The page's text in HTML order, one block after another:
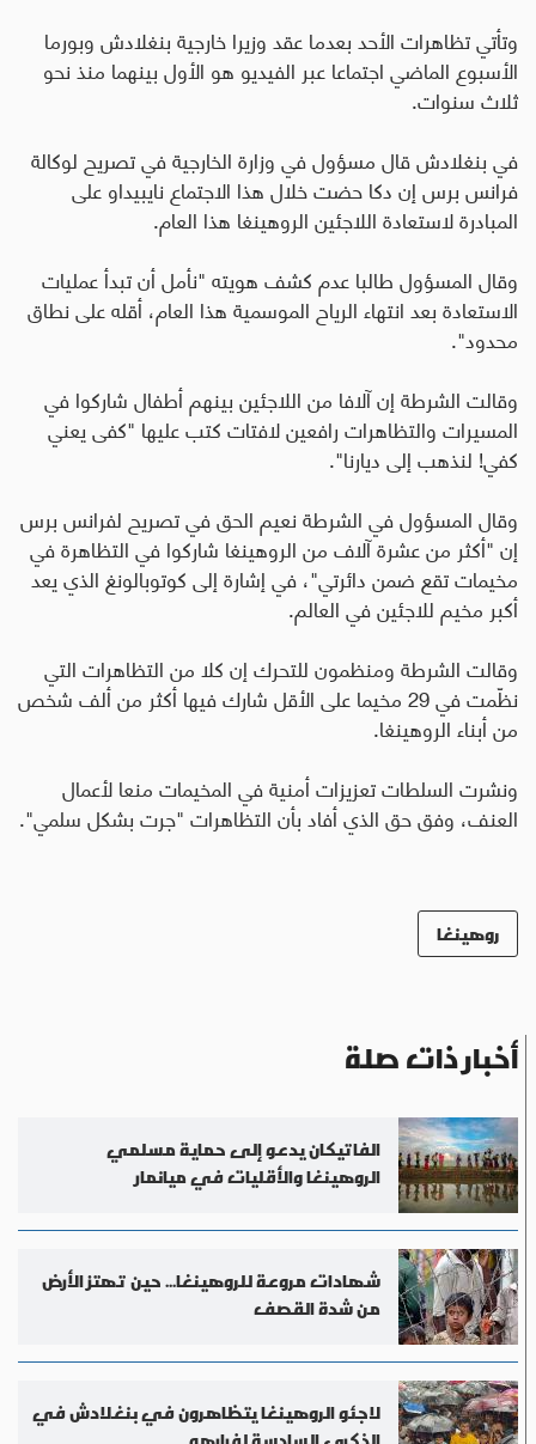
وتأتي تظاهرات الأحد بعدما عقد وزيرا خارجية بنغلادش وبورما
الأسبوع الماضي اجتماعا عبر الفيديو هو الأول بينهما منذ نحو
ثلاث سنوات.
في بنغلادش قال مسؤول في وزارة الخارجية في تصريح لوكالة
فرانس برس إن دكا حضت خلال هذا الاجتماع نايبيداو على
المبادرة لاستعادة اللاجئين الروهينغا هذا العام.
وقال المسؤول طالبا عدم كشف هويته "نأمل أن تبدأ عمليات
الاستعادة بعد انتهاء الرياح الموسمية هذا العام، أقله على نطاق
محدود".
وقالت الشرطة إن آلافا من اللاجئين بينهم أطفال شاركوا في
المسيرات والتظاهرات رافعين لافتات كتب عليها "كفى يعني
كفي! لنذهب إلى ديارنا".
وقال المسؤول في الشرطة نعيم الحق في تصريح لفرانس برس
إن "أكثر من عشرة آلاف من الروهينغا شاركوا في التظاهرة في
مخيمات تقع ضمن دائرتي"، في إشارة إلى كوتوبالونغ الذي يعد
أكبر مخيم للاجئين في العالم.
وقالت الشرطة ومنظمون للتحرك إن كلا من التظاهرات التي
نظّمت في 29 مخيما على الأقل شارك فيها أكثر من ألف شخص
من أبناء الروهينغا.
ونشرت السلطات تعزيزات أمنية في المخيمات منعا لأعمال
العنف، وفق حق الذي أفاد بأن التظاهرات "جرت بشكل سلمي".
روهينغا
أخبار ذات صلة
الفاتيكان يدعو إلى حماية مسلمي
الروهينغا والأقليات في ميانمار
شهادات مروعة للروهينغا... حين تهتز الأرض
من شدة القصف
لاجئو الروهينغا يتظاهرون في بنغلادش في